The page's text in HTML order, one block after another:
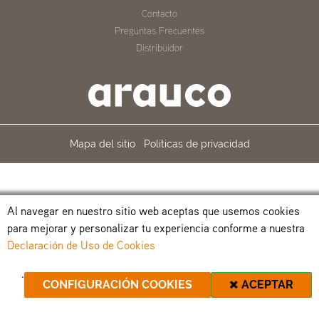
Contacto
Preguntas Frecuentes
Distribuidor
Mapa del sitio Políticas de privacidad
Al navegar en nuestro sitio web aceptas que usemos cookies
para mejorar y personalizar tu experiencia conforme a nuestra
Declaración de Uso de Cookies
ACEPTAR
CONFIGURACIÓN COOKIES
.